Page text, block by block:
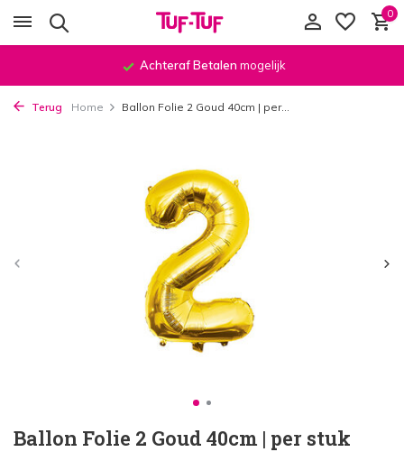
0
Achteraf Betalen mogelijk
Terug Home Ballon Folie 2 Goud 40cm | per...
Ballon Folie 2 Goud 40cm | per stuk